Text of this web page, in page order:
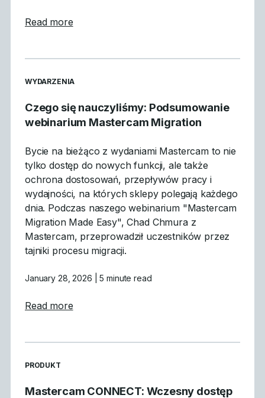
Read moreabout Dlaczego symulacja GPU jest
READ MORE ARTICLES ABOUT
WYDARZENIA
Czego się nauczyliśmy: Podsumowanie
webinarium Mastercam Migration
Bycie na bieżąco z wydaniami Mastercam to nie
tylko dostęp do nowych funkcji, ale także
ochrona dostosowań, przepływów pracy i
wydajności, na których sklepy polegają każdego
dnia. Podczas naszego webinarium "Mastercam
Migration Made Easy", Chad Chmura z
Mastercam, przeprowadził uczestników przez
tajniki procesu migracji.
January 28, 2026 | 5 minute read
Read moreabout Czego się nauczyliśmy:
READ MORE ARTICLES ABOUT
PRODUKT
Mastercam CONNECT: Wczesny dostęp